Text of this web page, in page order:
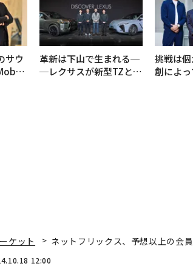
サウ
革新は下山で生まれる─
─レクサスが新型TZとE
挑戦は
創によっ
ケット ネットフリックス、予想以上の
12:00